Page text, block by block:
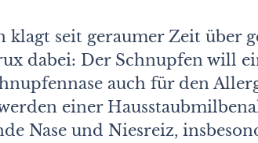
klagt seit geraumer Zeit über
dabei: Der Schnupfen will
auch für den
einer
Nase und Niesreiz,